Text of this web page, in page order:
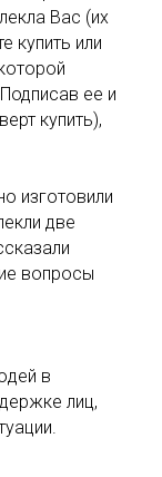
Вас (их
купить или
ее и
купить),
изготовили
две
вопросы
в
лиц,